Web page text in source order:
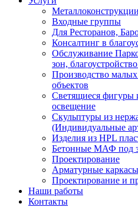
Входные группы
Для Ресторанов,
Консалтинг в
Обслуживание
зон,
Производство
объектов
Светящиеся фигуры
освещение
Скульптуры из
(Индивидуальные
Изделия из HPL
Бетонные МАФ под
Проектирование
Арматурные
Проектирование и
Наши работы
Контакты